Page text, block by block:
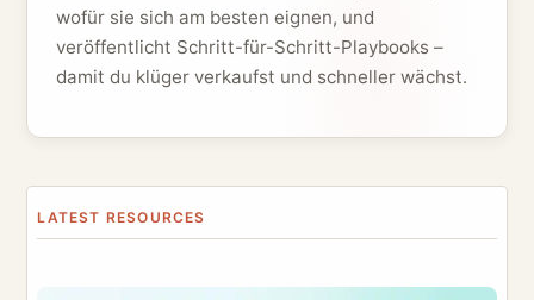
wofür sie sich am besten eignen, und
veröffentlicht Schritt-für-Schritt-Playbooks –
damit du klüger verkaufst und schneller wächst.